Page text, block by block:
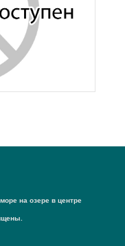
на озере в центре